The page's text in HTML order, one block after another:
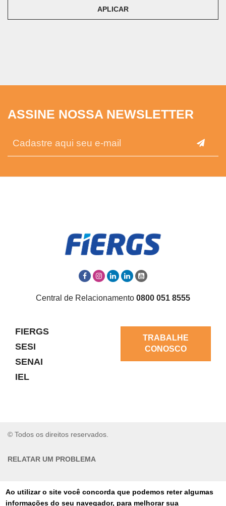
Ao utilizar o site você concorda que podemos reter algumas
informações do seu navegador, para melhorar sua
APLICAR
ASSINE NOSSA NEWSLETTER
Central de Relacionamento 0800 051 8555
FIERGS
SESI
SENAI
IEL
TRABALHE
CONOSCO
© Todos os direitos reservados.
RELATAR UM PROBLEMA